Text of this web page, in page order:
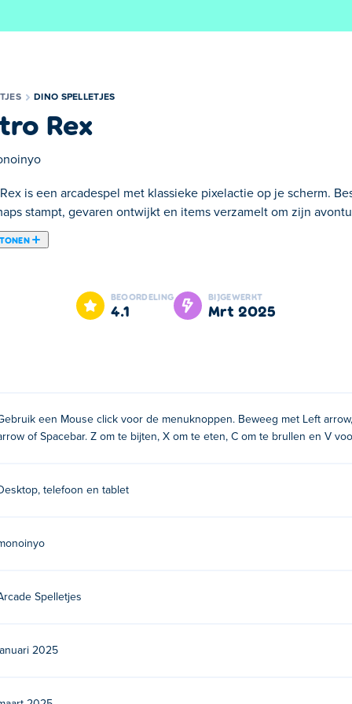
DINO SPELLETJES
Rex
is een arcadespel met klassieke pixelactie op je scherm.
stampt, gevaren ontwijkt en items verzamelt om zijn
Bovendien zijn er veel trofeeën en skins die je kunt
overleven?
of A en S
BEOORDELING
4.1
BIJGEWERKT
mrt 2025
een Mouse click voor de menuknoppen. Beweeg met Left
of Spacebar. Z om te bijten, X om te eten, C om te brullen en V
telefoon en tablet
Spelletjes
2025